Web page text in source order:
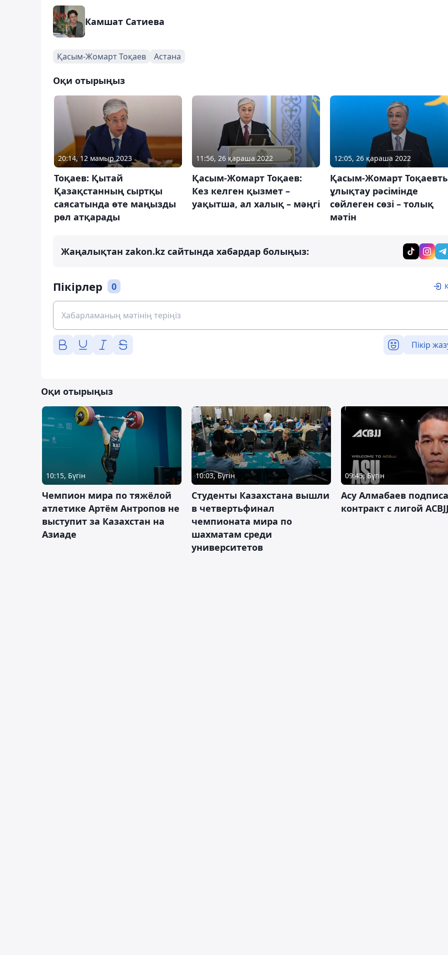
Камшат Сатиева
Қасым-Жомарт Тоқаев Астана
Оқи отырыңыз
20:14, 12 мамыр 2023
Тоқаев: Қытай
Қазақстанның сыртқы
саясатында өте маңызды
рөл атқарады
11:56, 26 қараша 2022
Қасым-Жомарт Тоқаев:
Кез келген қызмет –
уақытша, ал халық – мәңгі
12:05, 26 қараша 2022
Қасым-Жомарт
ұлықтау рәсімінде
сөйлеген сөзі – толық
мәтін
Жаңалықтан zakon.kz сайтында хабардар болыңыз:
Пікірлер 0
Пікір
Оқи отырыңыз
10:15, Бүгін
Чемпион мира по тяжёлой
атлетике Артём Антропов не
выступит за Казахстан на
Азиаде
10:03, Бүгін
Студенты Казахстана вышли
в четвертьфинал
чемпионата мира по
шахматам среди
университетов
09:45, Бүгін
Асу Алмабаев
контракт с лигой